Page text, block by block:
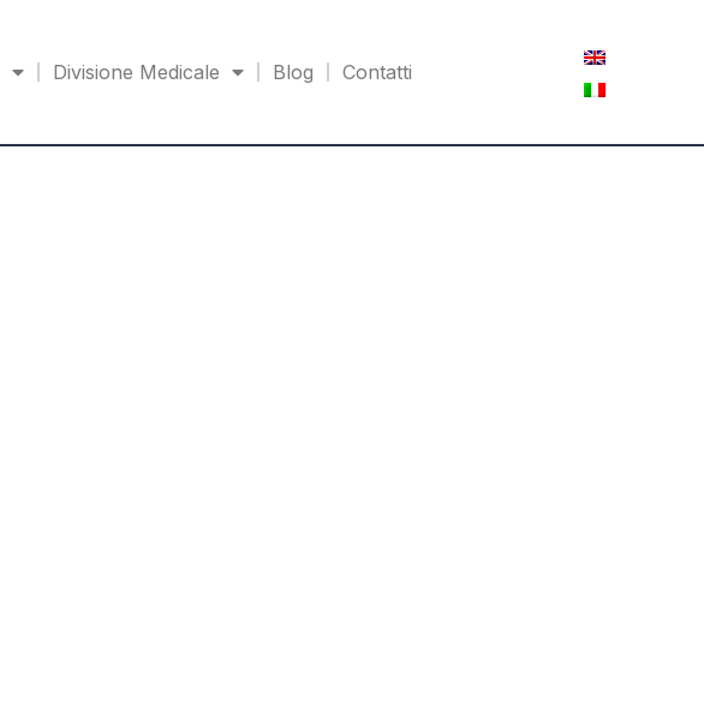
Divisione Medicale Blog Contatti